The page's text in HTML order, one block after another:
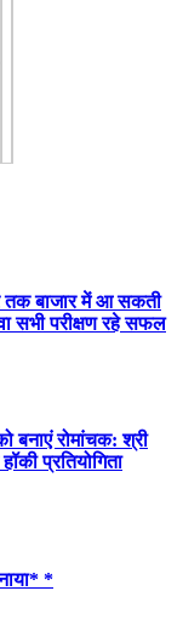
तक बाजार में आ सकती
सभी परीक्षण रहे सफल
बनाएं रोमांचक: श्री
प्रतियोगिता
*